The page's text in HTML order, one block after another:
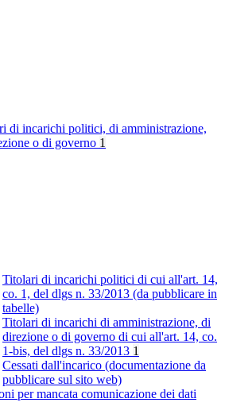
di incarichi politici, di amministrazione,
o di governo 1
Titolari di incarichi politici di cui all'art. 14,
co. 1, del dlgs n. 33/2013 (da pubblicare in
tabelle)
Titolari di incarichi di amministrazione, di
direzione o di governo di cui all'art. 14, co.
1-bis, del dlgs n. 33/2013 1
Cessati dall'incarico (documentazione da
pubblicare sul sito web)
per mancata comunicazione dei dati